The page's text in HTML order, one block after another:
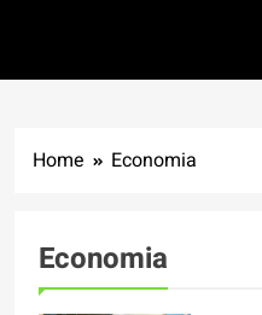
Home Economia
Economia